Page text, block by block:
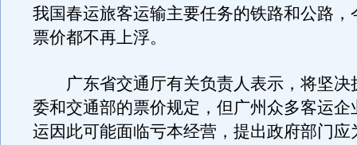
我国春运旅客运输主要任务的铁路和公路，
票价都不再上浮。
广东省交通厅有关负责人表示，将坚决
委和交通部的票价规定，但广州众多客运企
运因此可能面临亏本经营，提出政府部门应